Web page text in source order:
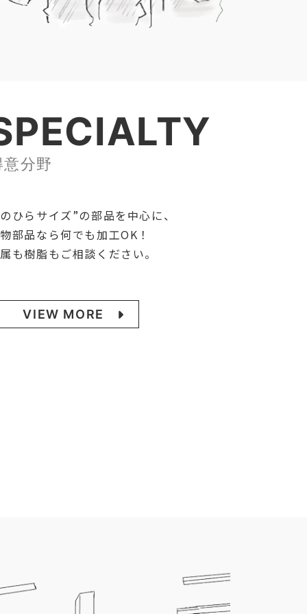
意分野
ひらサイズ”の部品を中心に、
部品なら何でも加工OK！
も樹脂もご相談ください。
VIEW MORE